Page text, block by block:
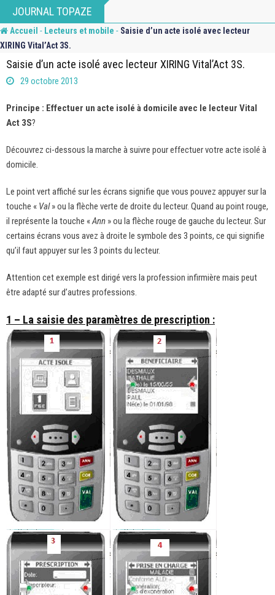
to
content
JOURNAL TOPAZE
Accueil - Lecteurs et mobile - Saisie d’un acte isolé avec lecteur
XIRING Vital’Act 3S.
Saisie d’un acte isolé avec lecteur XIRING Vital’Act 3S.
29 octobre 2013
Principe : Effectuer un acte isolé à domicile avec le lecteur Vital
Act 3S?
Découvrez ci-dessous la marche à suivre pour effectuer votre acte isolé à
domicile.
Le point vert affiché sur les écrans signifie que vous pouvez appuyer sur la
touche « Val» ou la flèche verte de droite du lecteur. Quand au point rouge,
il représente la touche «Ann » ou la flèche rouge de gauche du lecteur. Sur
certains écrans vous avez à droite le symbole des 3 points, ce qui signifie
qu’il faut appuyer sur les 3 points du lecteur.
Attention cet exemple est dirigé vers la profession infirmière mais peut
être adapté sur d’autres professions.
1 – La saisie des paramètres de prescription :